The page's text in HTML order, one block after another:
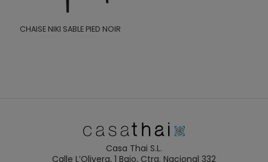
CHAISE NIKI SABLE PIED NOIR
Casa Thai S.L.
Calle L’Olivera, 1 Bajo, Ctra. Nacional 332